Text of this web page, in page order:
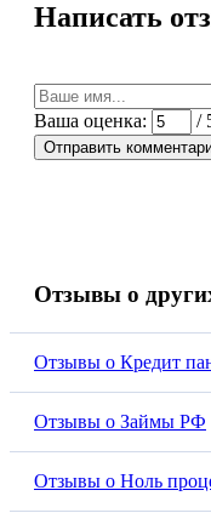
Написать
Ваша оценка: /
Отправить
Отзывы о
Отзывы о Кредит
Отзывы о Займы РФ
Отзывы о Ноль